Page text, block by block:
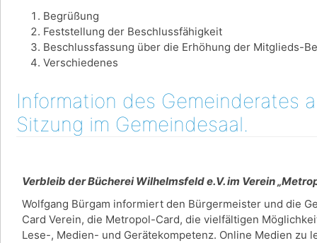
Begrüßung
Feststellung der Beschlussfähigkeit
Beschlussfassung über die Erhöhung der Mitglieds-
Verschiedenes
Information des Gemeinderates
Sitzung im Gemeindesaal.
Verbleib der Bücherei Wilhelmsfeld e.V. im Verein
Wolfgang Bürgam informiert den Bürgermeister und die
Card Verein, die Metropol-Card, die vielfältigen
Lese-, Medien- und Gerätekompetenz. Online Medien